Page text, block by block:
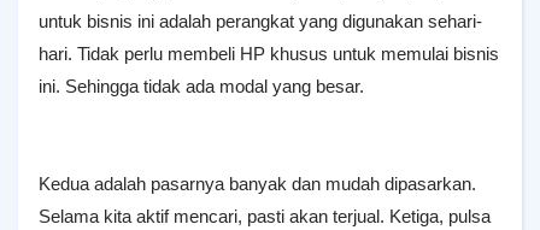
untuk bisnis ini adalah perangkat yang digunakan sehari-
hari. Tidak perlu membeli HP khusus untuk memulai bisnis
ini. Sehingga tidak ada modal yang besar.
Kedua adalah pasarnya banyak dan mudah dipasarkan.
Selama kita aktif mencari, pasti akan terjual. Ketiga, pulsa